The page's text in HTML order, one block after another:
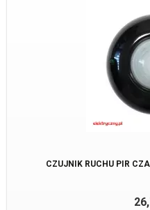
CZUJNIK RUCHU PIR